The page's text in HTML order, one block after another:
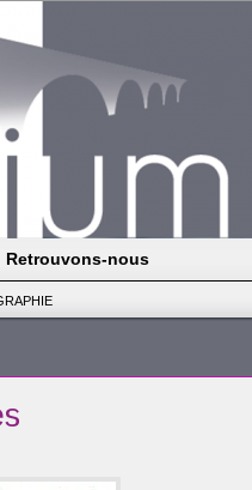
Retrouvons-nous